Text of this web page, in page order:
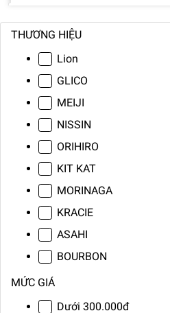
THƯƠNG HIỆU
Lion
GLICO
MEIJI
NISSIN
ORIHIRO
KIT KAT
MORINAGA
KRACIE
ASAHI
BOURBON
MỨC GIÁ
Dưới 300.000đ